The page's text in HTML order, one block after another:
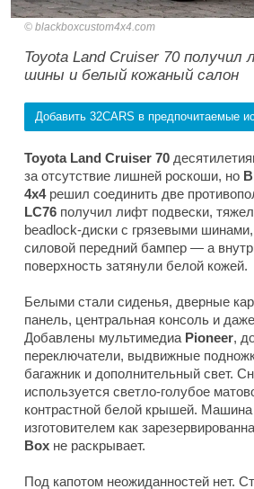
blackboxcustom4x4.com
Toyota Land Cruiser 70
шины и белый кожаный салон
Добавить 32CARS в предпочитаемые
Toyota Land Cruiser 70
за отсутствие лишней роскоши, но
4x4решил соединить две
LC76 получил лифт подвески,
beadlock-диски с грязевыми
силовой передний бампер — а
поверхность затянули белой кожей.
Белыми стали сиденья, дверные
панель, центральная консоль и
Добавлены мультимедиа Pioneer,
переключатели, выдвижные
багажник и дополнительный свет.
используется светло-голубое
контрастной белой крышей.
изготовителем как
Box не раскрывает.
Под капотом неожиданностей нет.